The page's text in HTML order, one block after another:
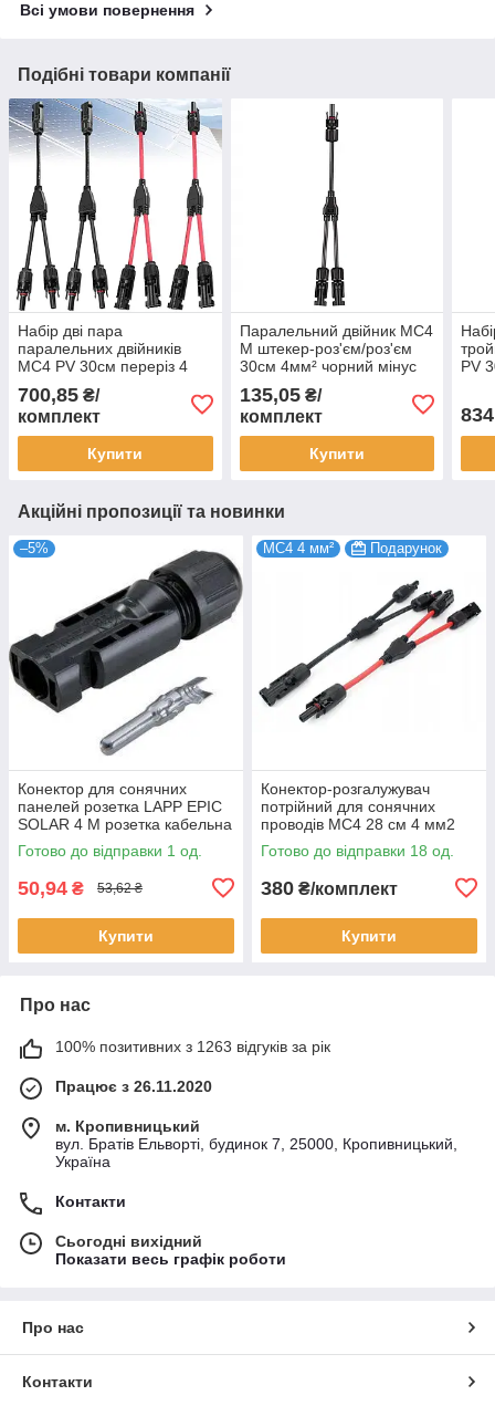
Всі умови повернення
Подібні товари компанії
Набір дві пара
паралельних двійників
MC4 PV 30см переріз 4
30А DC1000V
700,85 ₴/
комплект
Купити
Паралельний двійник MC4
M штекер-роз'єм/роз'єм
30см 4мм² чорний мінус
135,05₴/
комплект
Купити
PV
834
Акційні пропозиції та новинки
–5%
Конектор для сонячних
панелей розетка LAPP EPIC
SOLAR 4 М розетка кабельна
4.6 mm2
Готово до відправки 1 од.
50,94 ₴ 53,62 ₴
Купити
МС4 4 мм² Подарунок
Конектор-розгалужувач
потрійний для сонячних
проводів MC4 28 см 4 мм2
червоний і чорний 30А
DC1000V
Готово до відправки 18 од.
380 ₴/комплект
Купити
Про нас
100% позитивних з 1263 відгуків за рік
Працює з 26.11.2020
м. Кропивницький
вул. Братів Ельворті, будинок 7, 25000, Кропивницький,
Україна
Контакти
Сьогодні вихідний
Показати весь графік роботи
Про нас
Контакти